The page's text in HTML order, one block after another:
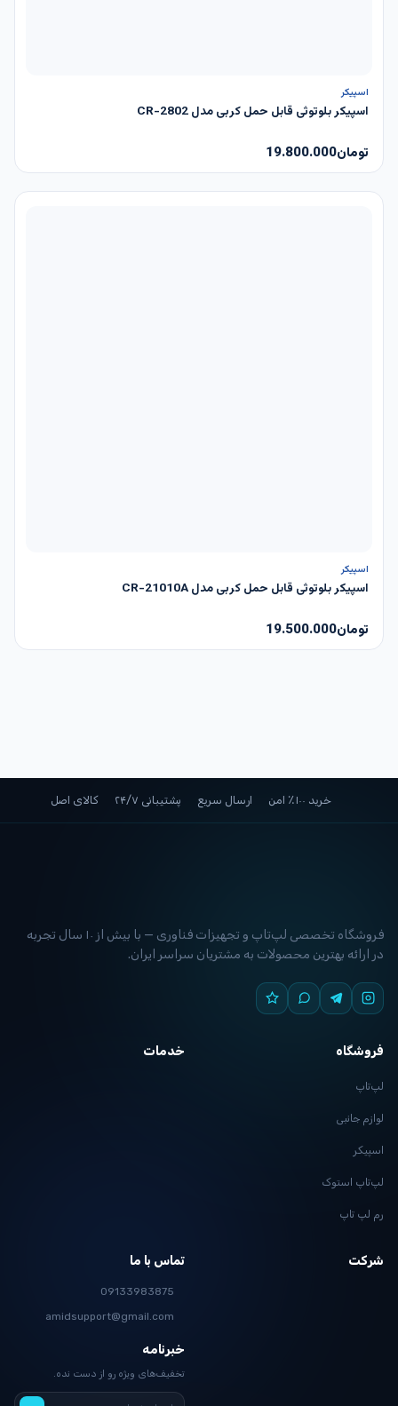
ناموجود
اسپیکر
اسپیکر بلوتوثی قابل حمل کربی مدل CR-2802
تومان19.800.000
ناموجود
اسپیکر
اسپیکر بلوتوثی قابل حمل کربی مدل CR-21010A
تومان19.500.000
خرید ۱۰۰٪ امن ارسال سریع پشتیبانی ۲۴/۷ کالای اصل
فروشگاه تخصصی لپ‌تاپ و تجهیزات فناوری — با بیش از ۱۰ سال تجربه
در ارائه بهترین محصولات به مشتریان سراسر ایران.
فروشگاه
لپ‌تاپ
لوازم جانبی
اسپیکر
لپ‌تاپ استوک
رم لپ تاپ
خدمات
شرکت تماس با ما
09133983875
amidsupport@gmail.com
خبرنامه
تخفیف‌های ویژه رو از دست نده.